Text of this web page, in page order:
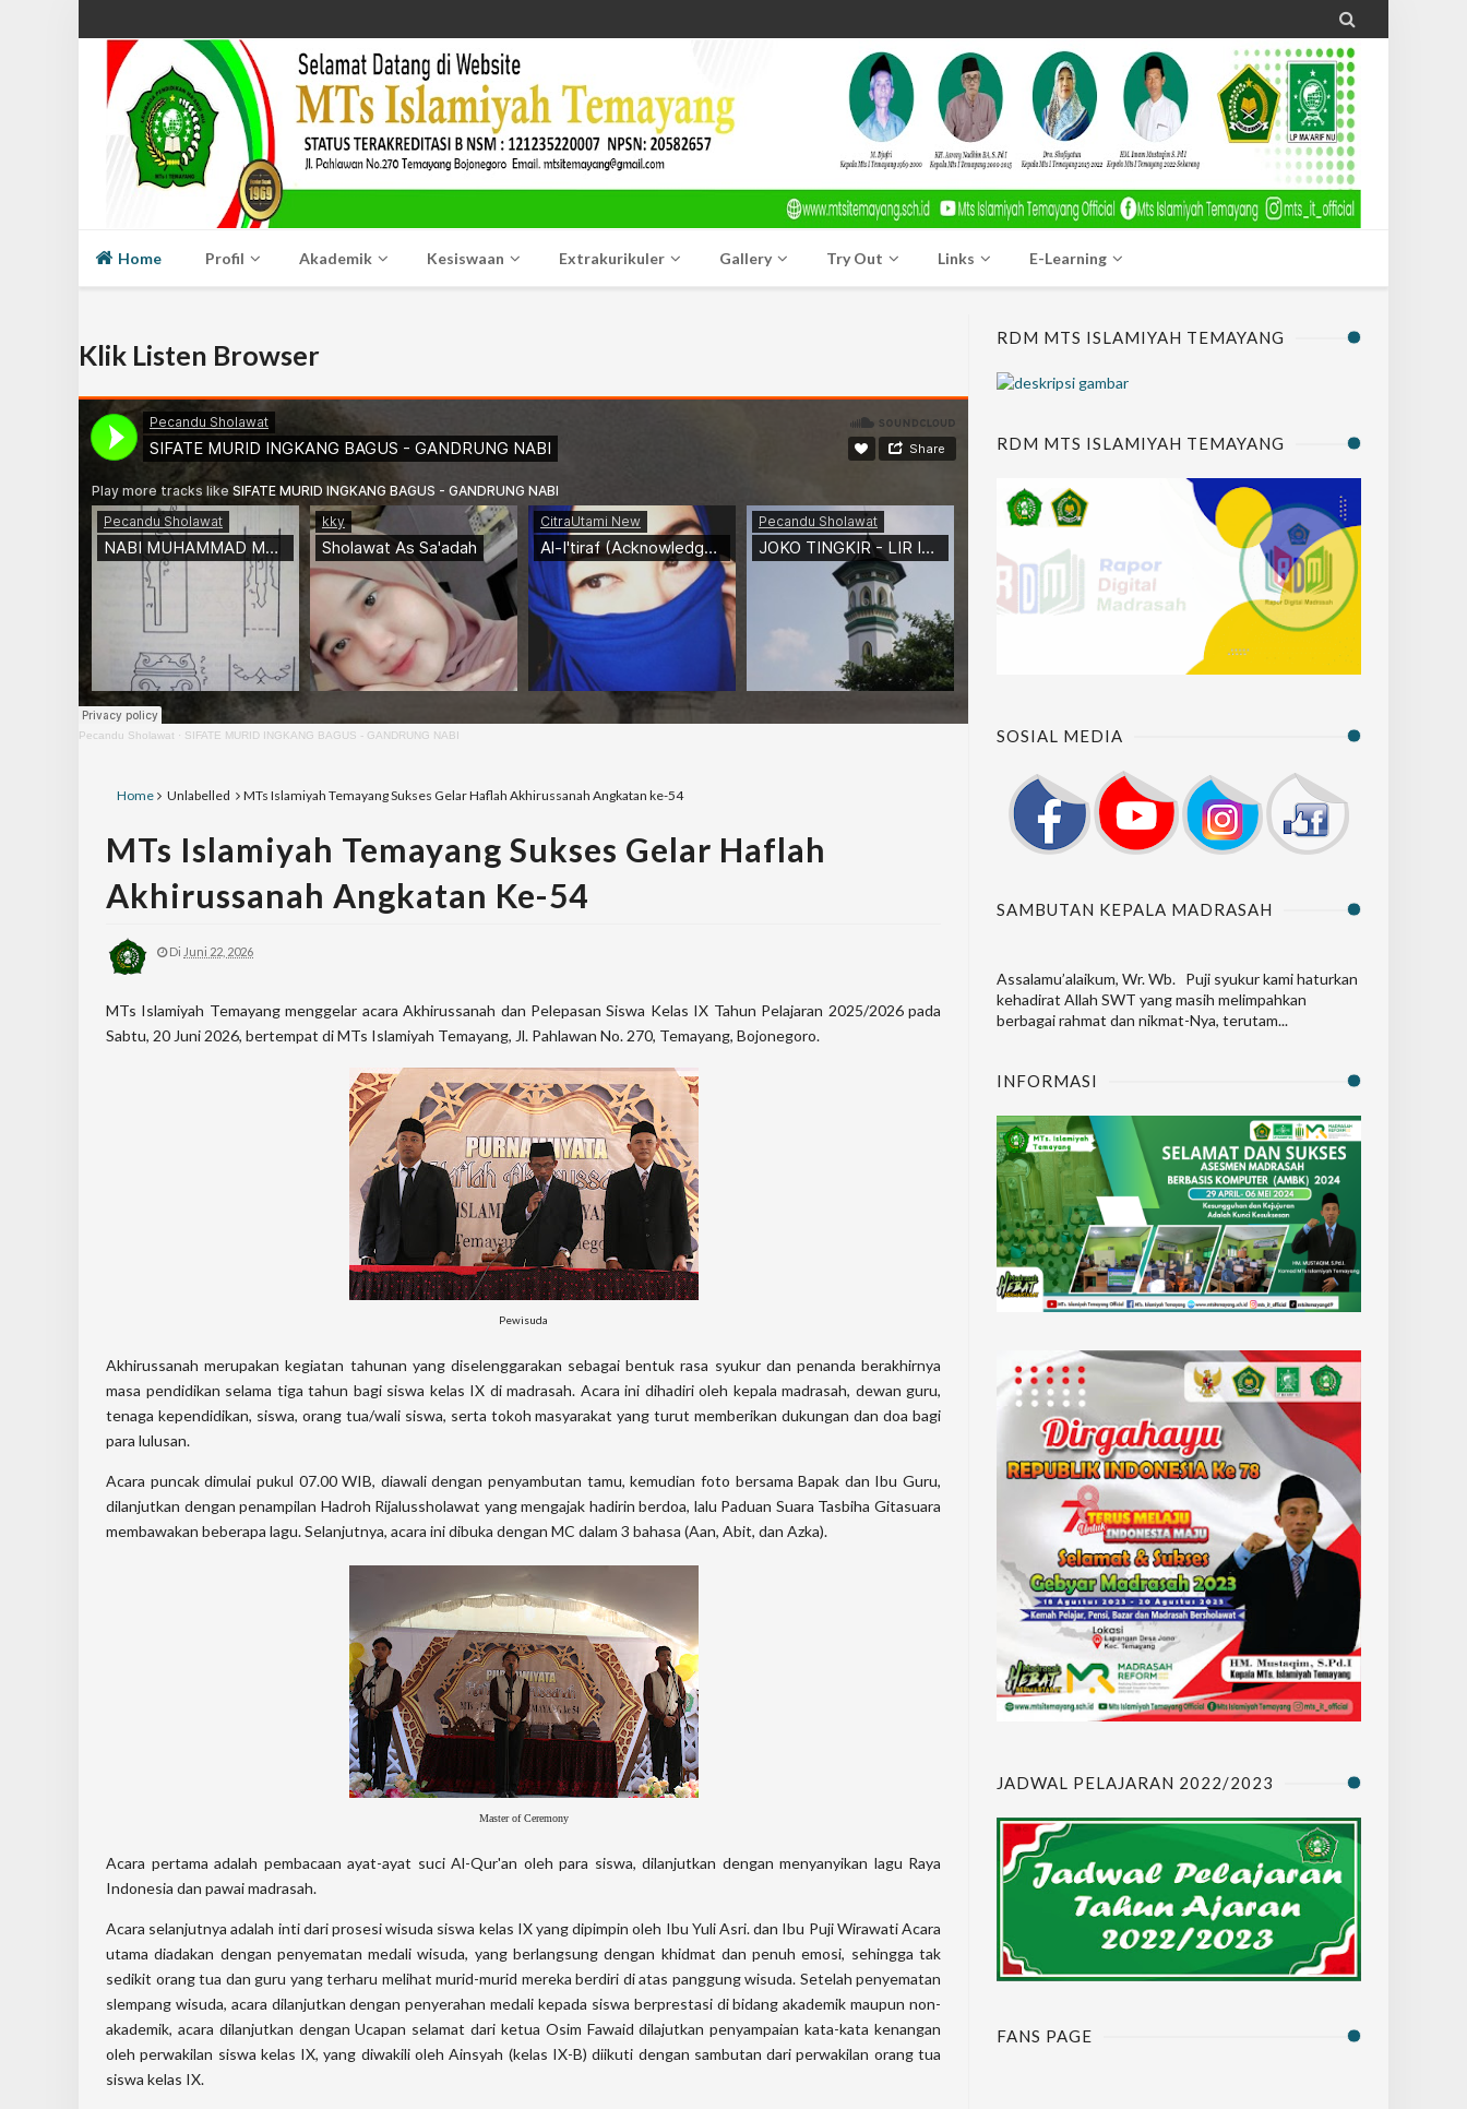

Home Profil Akademik Kesiswaan Extrakurikuler Gallery Try Out Links E-Learning
Klik Listen Browser
Pecandu Sholawat · SIFATE MURID INGKANG BAGUS - GANDRUNG NABI
Home Unlabelled MTs Islamiyah Temayang Sukses Gelar Haflah Akhirussanah Angkatan ke-54
MTs Islamiyah Temayang Sukses Gelar Haflah
Akhirussanah Angkatan Ke-54
Di Juni 22, 2026
MTs Islamiyah Temayang menggelar acara Akhirussanah dan Pelepasan Siswa Kelas IX Tahun Pelajaran 2025/2026 pada
Sabtu, 20 Juni 2026, bertempat di MTs Islamiyah Temayang, Jl. Pahlawan No. 270, Temayang, Bojonegoro.
Pewisuda
Akhirussanah merupakan kegiatan tahunan yang diselenggarakan sebagai bentuk rasa syukur dan penanda berakhirnya
masa pendidikan selama tiga tahun bagi siswa kelas IX di madrasah. Acara ini dihadiri oleh kepala madrasah, dewan guru,
tenaga kependidikan, siswa, orang tua/wali siswa, serta tokoh masyarakat yang turut memberikan dukungan dan doa bagi
para lulusan.
Acara puncak dimulai pukul 07.00 WIB, diawali dengan penyambutan tamu, kemudian foto bersama Bapak dan Ibu Guru,
dilanjutkan dengan penampilan Hadroh Rijalussholawat yang mengajak hadirin berdoa, lalu Paduan Suara Tasbiha Gitasuara
membawakan beberapa lagu. Selanjutnya, acara ini dibuka dengan MC dalam 3 bahasa (Aan, Abit, dan Azka).
Master of Ceremony
Acara pertama adalah pembacaan ayat-ayat suci Al-Qur'an oleh para siswa, dilanjutkan dengan menyanyikan lagu Raya
Indonesia dan pawai madrasah.
Acara selanjutnya adalah inti dari prosesi wisuda siswa kelas IX yang dipimpin oleh Ibu Yuli Asri. dan Ibu Puji Wirawati Acara
utama diadakan dengan penyematan medali wisuda, yang berlangsung dengan khidmat dan penuh emosi, sehingga tak
sedikit orang tua dan guru yang terharu melihat murid-murid mereka berdiri di atas panggung wisuda. Setelah penyematan
slempang wisuda, acara dilanjutkan dengan penyerahan medali kepada siswa berprestasi di bidang akademik maupun non-
akademik, acara dilanjutkan dengan Ucapan selamat dari ketua Osim Fawaid dilajutkan penyampaian kata-kata kenangan
oleh perwakilan siswa kelas IX, yang diwakili oleh Ainsyah (kelas IX-B) diikuti dengan sambutan dari perwakilan orang tua
siswa kelas IX.
RDM MTS ISLAMIYAH TEMAYANG
RDM MTS ISLAMIYAH TEMAYANG
SOSIAL MEDIA
SAMBUTAN KEPALA MADRASAH
Assalamu’alaikum, Wr. Wb. Puji syukur kami haturkan
kehadirat Allah SWT yang masih melimpahkan
berbagai rahmat dan nikmat-Nya, terutam...
INFORMASI
JADWAL PELAJARAN 2022/2023
FANS PAGE